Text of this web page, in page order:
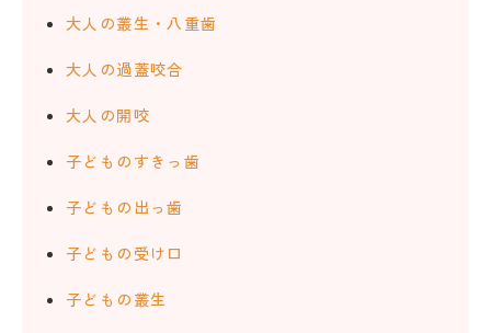
大人の叢生・八重歯
大人の過蓋咬合
大人の開咬
子どものすきっ歯
子どもの出っ歯
子どもの受け口
子どもの叢生